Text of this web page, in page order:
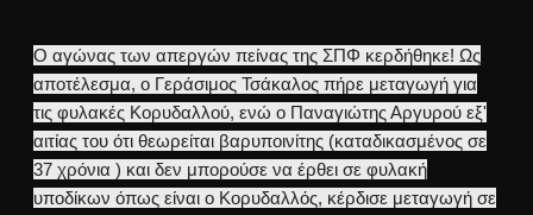
Ο αγώνας των απεργών πείνας της ΣΠΦ κερδήθηκε! Ως
αποτέλεσμα, ο Γεράσιμος Τσάκαλος πήρε μεταγωγή για
τις φυλακές Κορυδαλλού, ενώ ο Παναγιώτης Αργυρού εξ'
αιτίας του ότι θεωρείται βαρυποινίτης (καταδικασμένος σε
37 χρόνια ) και δεν μπορούσε να έρθει σε φυλακή
υποδίκων όπως είναι ο Κορυδαλλός, κέρδισε μεταγωγή σε